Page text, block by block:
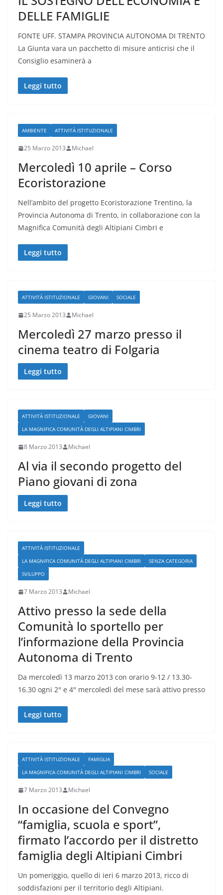
DELLE FAMIGLIE
FONTE UFF. STAMPA PROVINCIA AUTONOMA DI TRENTO
La Giunta vara un pacchetto di misure anticrisi che il
Consiglio esaminerà a
Leggi tutto
AMBIENTE ATTIVITÀ ISTITUZIONALE
25 Marzo 2013 Michael
Mercoledì 10 aprile – Corso
Ecoristorazione
Nell’ambito del progetto Ecoristorazione Trentino, la
Provincia Autonoma di Trento, in collaborazione con la
Magnifica Comunità degli Altipiani Cimbri e
Leggi tutto
ATTIVITÀ ISTITUZIONALE GIOVANI SOCIALE
25 Marzo 2013 Michael
Mercoledì 27 marzo presso il
cinema teatro di Folgaria
Leggi tutto
ATTIVITÀ ISTITUZIONALE
GIOVANI
LA MAGNIFICA COMUNITÀ DEGLI ALTIPIANI CIMBRI
8 Marzo 2013 Michael
Al via il secondo progetto del
Piano giovani di zona
Leggi tutto
ATTIVITÀ ISTITUZIONALE
LA MAGNIFICA COMUNITÀ DEGLI ALTIPIANI CIMBRI
SENZA CATEGORIA
SVILUPPO
7 Marzo 2013 Michael
Attivo presso la sede della
Comunità lo sportello per
l’informazione della Provincia
Autonoma di Trento
Da mercoledì 13 marzo 2013 con orario 9-12 / 13.30-
16.30 ogni 2° e 4° mercoledì del mese sarà attivo presso
Leggi tutto
ATTIVITÀ ISTITUZIONALE
FAMIGLIA
LA MAGNIFICA COMUNITÀ DEGLI ALTIPIANI CIMBRI
SOCIALE
7 Marzo 2013 Michael
In occasione del Convegno
“famiglia, scuola e sport”,
firmato l’accordo per il distretto
famiglia degli Altipiani Cimbri
Un pomeriggio, quello di ieri 6 marzo 2013, ricco di
soddisfazioni per il territorio degli Altipiani.